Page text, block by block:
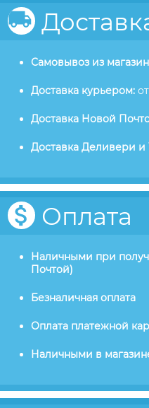
Самовывоз из
Доставка курьером:
Доставка Новой
Доставка Деливери и
Оплата
Наличными при
Почтой)
Безналичная оплата
Оплата платежной
Наличными в